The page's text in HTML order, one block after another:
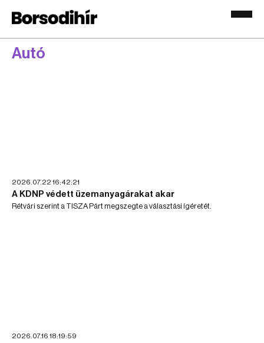
Autó
2026.07.22 16:42:21
A KDNP védett üzemanyagárakat akar
Rétvári szerint a TISZA Párt megszegte a választási ígéretét.
2026.07.16 18:19:59